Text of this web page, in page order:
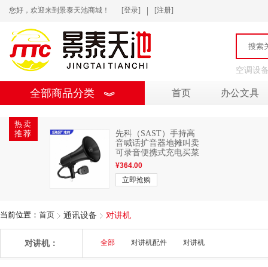
您好，欢迎来到景泰天池商城！ [登录] | [注册]
空调设
全部商品分类 首页 办公文具
热卖
推荐
先科（SAST）手持高
音喊话扩音器地摊叫卖
可录音便携式充电买菜
喇叭扬声器...
¥364.00
立即抢购
当前位置： 首页 通讯设备 对讲机
对讲机： 全部 对讲机配件 对讲机